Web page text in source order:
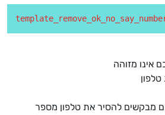
אינו מזוהה
להסיר את טלפון מספר